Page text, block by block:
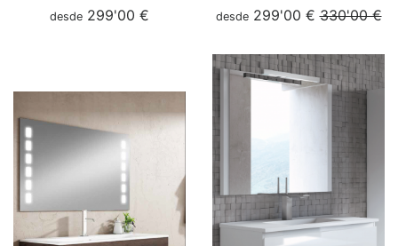
desde 299'00 € desde299'00 €330'00 €